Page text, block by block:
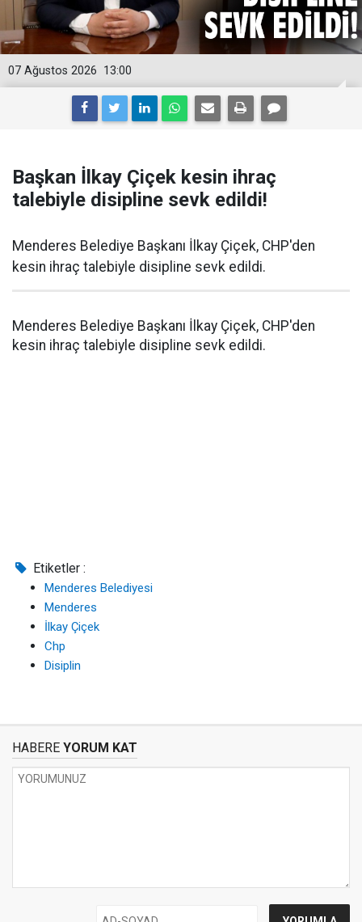
13:00
07 Ağustos 2026
Başkan İlkay Çiçek kesin ihraç
talebiyle disipline sevk edildi!
Menderes Belediye Başkanı İlkay Çiçek, CHP'den
kesin ihraç talebiyle disipline sevk edildi.
Menderes Belediye Başkanı İlkay Çiçek, CHP'den
kesin ihraç talebiyle disipline sevk edildi.
Etiketler :
Menderes Belediyesi
Menderes
İlkay Çiçek
Chp
Disiplin
HABERE YORUM KAT